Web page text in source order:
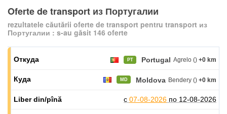
Oferte de transport из Португалии
rezultatele căutării oferte de transport pentru transport из
Португалии : s-au găsit 146 oferte
PT Portugal Agrelo () +0 km
MD Moldova Bendery () +0 km
с 07-08-2026 по 12-08-2026